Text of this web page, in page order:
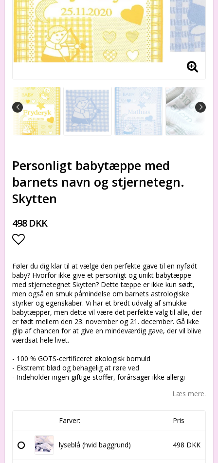
Personligt babytæppe med
barnets navn og stjernetegn.
Skytten
498 DKK
Føler du dig klar til at vælge den perfekte gave til en nyfødt
baby? Hvorfor ikke give et personligt og unikt babytæppe
med stjernetegnet Skytten? Dette tæppe er ikke kun sødt,
men også en smuk påmindelse om barnets astrologiske
styrker og egenskaber. Vi har et bredt udvalg af smukke
babytæpper, men dette vil være det perfekte valg til alle, der
er født mellem den 23. november og 21. december. Gå ikke
glip af chancen for at give en mindeværdig gave, der vil blive
værdsat hele livet.
- 100 % GOTS-certificeret økologisk bomuld
- Ekstremt blød og behagelig at røre ved
- Indeholder ingen giftige stoffer, forårsager ikke allergi
Læs mere.
Farver: Pris
lyseblå (hvid baggrund) 498 DKK